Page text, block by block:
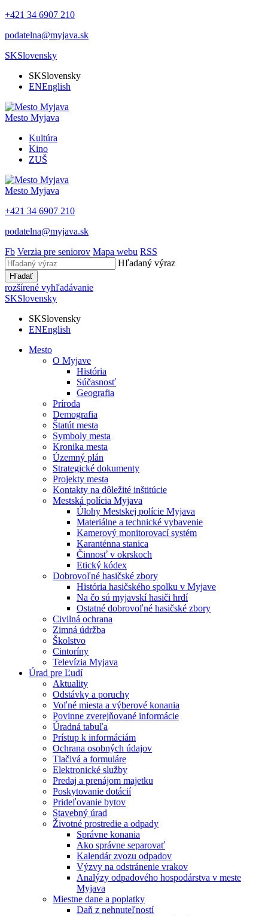
+421 34 6907 210
podatelna@myjava.sk
SKSlovensky
SKSlovensky
ENEnglish
Mesto Myjava
Kultúra
Kino
ZUŠ
Mesto Myjava
+421 34 6907 210
podatelna@myjava.sk
Fb Verzia pre seniorov Mapa webu RSS
Hľadaný výraz
Hľadať
rozšírené vyhľadávanie
SKSlovensky
SKSlovensky
ENEnglish
Mesto
O Myjave
História
Súčasnosť
Geografia
Príroda
Demografia
Štatút mesta
Symboly mesta
Kronika mesta
Územný plán
Strategické dokumenty
Projekty mesta
Kontakty na dôležité inštitúcie
Mestská polícia Myjava
Úlohy Mestskej polície Myjava
Materiálne a technické vybavenie
Kamerový monitorovací systém
Karanténna stanica
Činnosť v okrskoch
Etický kódex
Dobrovoľné hasičské zbory
História hasičského spolku v Myjave
Na čo sú myjavskí hasiči hrdí
Ostatné dobrovoľné hasičské zbory
Civilná ochrana
Zimná údržba
Školstvo
Cintoríny
Televízia Myjava
Úrad pre Ľudí
Aktuality
Odstávky a poruchy
Voľné miesta a výberové konania
Povinne zverejňované informácie
Úradná tabuľa
Prístup k informáciám
Ochrana osobných údajov
Tlačivá a formuláre
Elektronické služby
Predaj a prenájom majetku
Poskytovanie dotácií
Prideľovanie bytov
Stavebný úrad
Životné prostredie a odpady
Správne konania
Ako správne separovať
Kalendár zvozu odpadov
Výzvy na odstránenie vrakov
Analýzy odpadového hospodárstva v meste
Myjava
Miestne dane a poplatky
Daň z nehnuteľností